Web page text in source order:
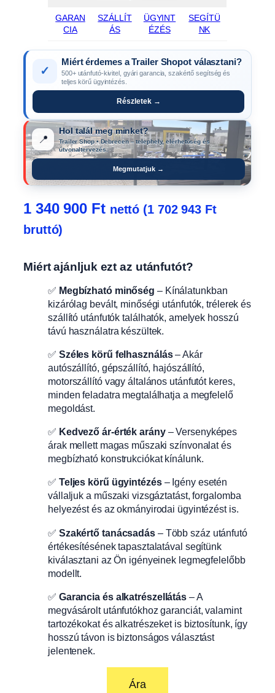
GARAN
CIA
SZÁLLÍT
ÁS
ÜGYINT
ÉZÉS
SEGÍTÜ
NK
✓
Miért érdemes a Trailer Shopot választani?
500+ utánfutó-kivitel, gyári garancia, szakértő segítség és
teljes körű ügyintézés.
Részletek →
📍
Hol talál meg minket?
Trailer Shop • Debrecen – telephely, elérhetőség és
útvonaltervezés.
Megmutatjuk →
1 340 900 Ft nettó (1 702 943 Ft
bruttó)
Miért ajánljuk ezt az utánfutót?
✅ Megbízható minőség – Kínálatunkban
kizárólag bevált, minőségi utánfutók, trélerek és
szállító utánfutók találhatók, amelyek hosszú
távú használatra készültek.
✅ Széles körű felhasználás– Akár
autószállító, gépszállító, hajószállító,
motorszállító vagy általános utánfutót keres,
minden feladatra megtalálhatja a megfelelő
megoldást.
✅ Kedvező ár-érték arány– Versenyképes
árak mellett magas műszaki színvonalat és
megbízható konstrukciókat kínálunk.
✅ Teljes körű ügyintézés– Igény esetén
vállaljuk a műszaki vizsgáztatást, forgalomba
helyezést és az okmányirodai ügyintézést is.
✅ Szakértő tanácsadás– Több száz utánfutó
értékesítésének tapasztalatával segítünk
kiválasztani az Ön igényeinek legmegfelelőbb
modellt.
✅ Garancia és alkatrészellátás – A
megvásárolt utánfutókhoz garanciát, valamint
tartozékokat és alkatrészeket is biztosítunk, így
hosszú távon is biztonságos választást
jelentenek.
Ára